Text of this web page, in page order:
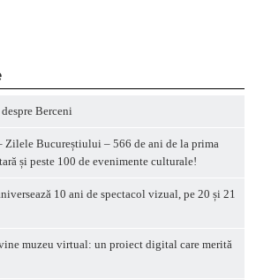
Berceni
Zilele Bucureștiului – 566 de ani de la prima
și peste 100 de evenimente culturale!
10 ani de spectacol vizual, pe 20 și 21
muzeu virtual: un proiect digital care merită